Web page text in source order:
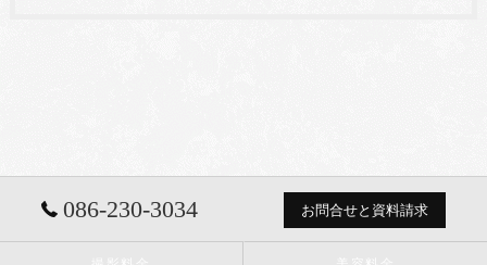
086-230-3034 お問合せと資料請求